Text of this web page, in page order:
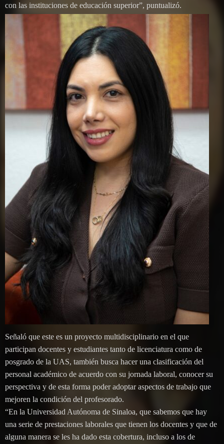
con las instituciones de educación superior”, puntualizó.
Señaló que este es un proyecto multidisciplinario en el que
participan docentes y estudiantes tanto de licenciatura como de
posgrado de la UAS, también busca hacer una clasificación del
personal académico de acuerdo con su jornada laboral, conocer su
perspectiva y de esta forma poder adoptar aspectos de trabajo que
mejoren la condición del profesorado.
“En la Universidad Autónoma de Sinaloa, que sabemos que hay
una serie de prestaciones laborales que tienen los docentes y que de
alguna manera se les ha dado esta cobertura, incluso a los de